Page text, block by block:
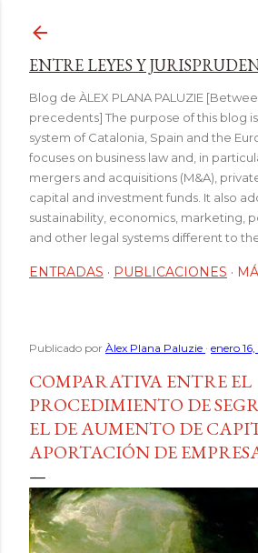
ENTRE LEYES Y
Blog de ÀLEX PLANA PALUZIE
precedents] The purpose of this blog
system of Catalonia, Spain and the
focuses on business law and, in
mergers and acquisitions (M&A),
capital and investment funds. It also
sustainability, economics, marketing,
and other legal systems different to
ENTRADAS PUBLICACIONES
Publicado por Àlex Plana Paluzie enero 16,
COMPARATIVA ENTRE EL
PROCEDIMIENTO DE
EL DE AUMENTO DE
APORTACIÓN DE